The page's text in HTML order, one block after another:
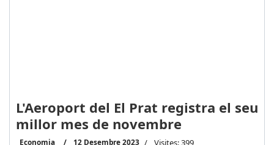
L'Aeroport del El Prat registra el seu
millor mes de novembre
Economia 12 Desembre 2023 Visites: 399